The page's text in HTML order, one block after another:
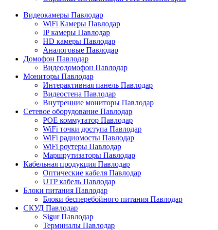
Видеокамеры Павлодар
WiFi Камеры Павлодар
IP камеры Павлодар
HD камеры Павлодар
Аналоговые Павлодар
Домофон Павлодар
Видеодомофон Павлодар
Мониторы Павлодар
Интерактивная панель Павлодар
Видеостена Павлодар
Внутренние мониторы Павлодар
Сетевое оборудование Павлодар
POE коммутатор Павлодар
WiFi точки доступа Павлодар
WiFi радиомосты Павлодар
WiFi роутеры Павлодар
Маршрутизаторы Павлодар
Кабельная продукция Павлодар
Оптические кабеля Павлодар
UTP кабель Павлодар
Блоки питания Павлодар
Блоки бесперебойного питания Павлодар
СКУД Павлодар
Sigur Павлодар
Терминалы Павлодар